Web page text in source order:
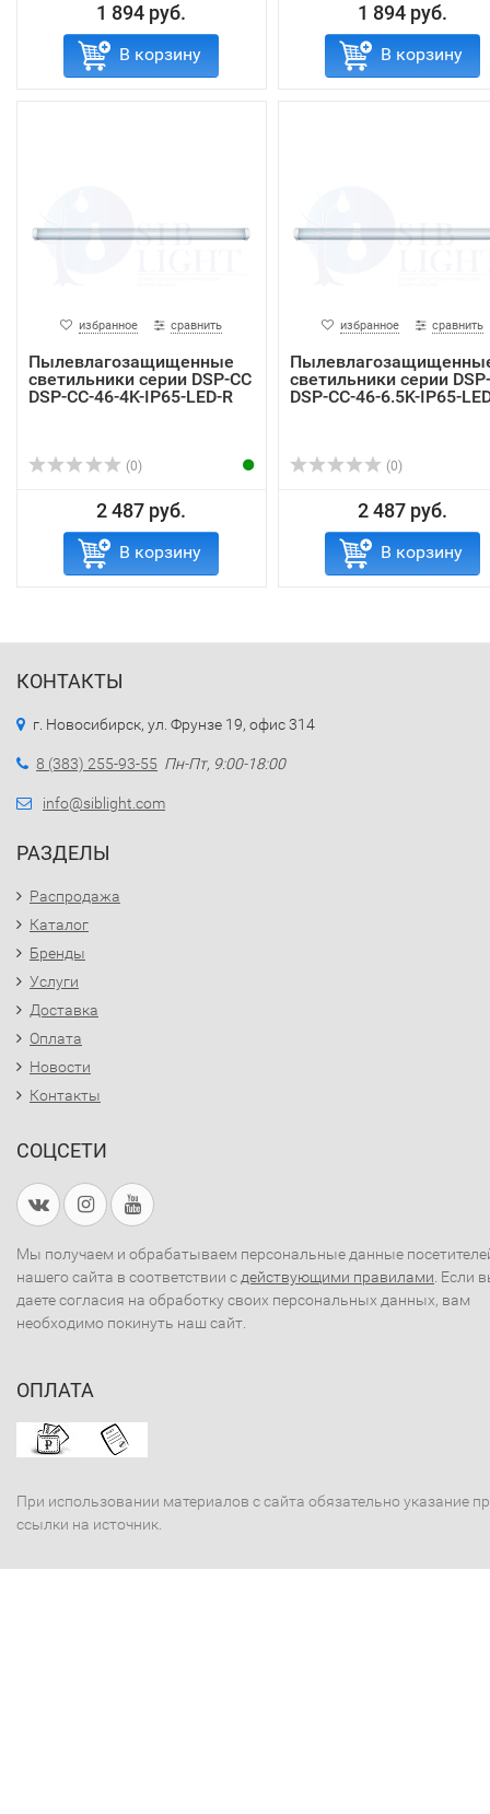
1 894 руб.
В корзину
1 894 руб.
В корзину
избранное сравнить
Пылевлагозащищенные
светильники серии DSP-CC
DSP-CC-46-4K-IP65-LED-R
(0)
2 487 руб.
В корзину
избранное сравнить
светильники серии
DSP-CC-46-6.5K-IP65-
(0)
2 487 руб.
В корзину
КОНТАКТЫ
г. Новосибирск, ул. Фрунзе 19, офис 314
8 (383) 255-93-55 Пн-Пт, 9:00-18:00
info@siblight.com
РАЗДЕЛЫ
Распродажа
Каталог
Бренды
Услуги
Доставка
Оплата
Новости
Контакты
СОЦСЕТИ
Мы получаем и обрабатываем персональные данные
нашего сайта в соответствии с действующими правилами . Если
даете согласия на обработку своих персональных данных, вам
необходимо покинуть наш сайт.
ОПЛАТА
При использовании материалов с сайта обязательно указание
ссылки на источник.